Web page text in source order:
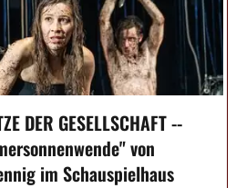
DER GESELLSCHAFT --
von
im Schauspielhaus